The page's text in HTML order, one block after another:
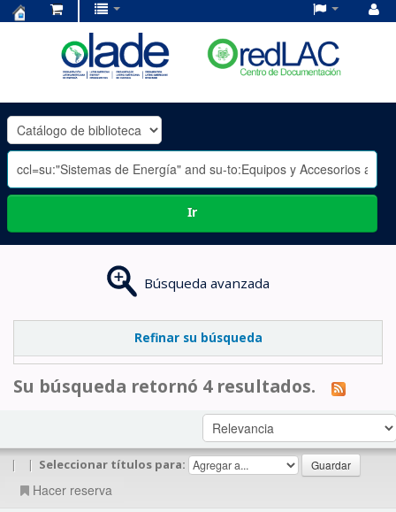
OLADE
-
Ir
Búsqueda avanzada
Refinar su búsqueda
Su búsqueda retornó 4 resultados.
| | Seleccionar títulos para:
Hacer reserva